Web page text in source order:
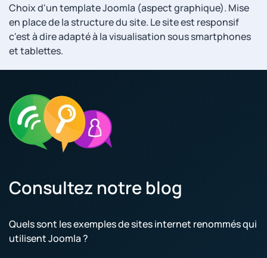
Choix d'un template Joomla (aspect graphique). Mise
en place de la structure du site. Le site est responsif
c'est à dire adapté à la visualisation sous smartphones
et tablettes.
Consultez notre blog
Quels sont les exemples de sites internet renommés qui
utilisent Joomla ?